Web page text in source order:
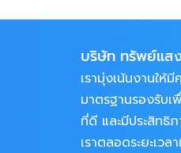
บริษัท ทรัพย์แ
เรามุ่งเน้นงานใ
มาตรฐานรองรับ
ที่ดี และมีประสิทธิ
เราตลอดระยะเวล